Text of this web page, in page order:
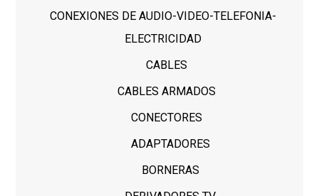
CONEXIONES DE AUDIO-VIDEO-TELEFONIA-
ELECTRICIDAD
CABLES
CABLES ARMADOS
CONECTORES
ADAPTADORES
BORNERAS